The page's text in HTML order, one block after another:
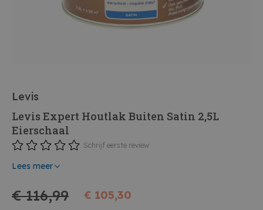
Levis
Levis Expert Houtlak Buiten Satin 2,5L
Eierschaal
Schrijf eerste review
Lees meer
€ 116,99 € 105,30